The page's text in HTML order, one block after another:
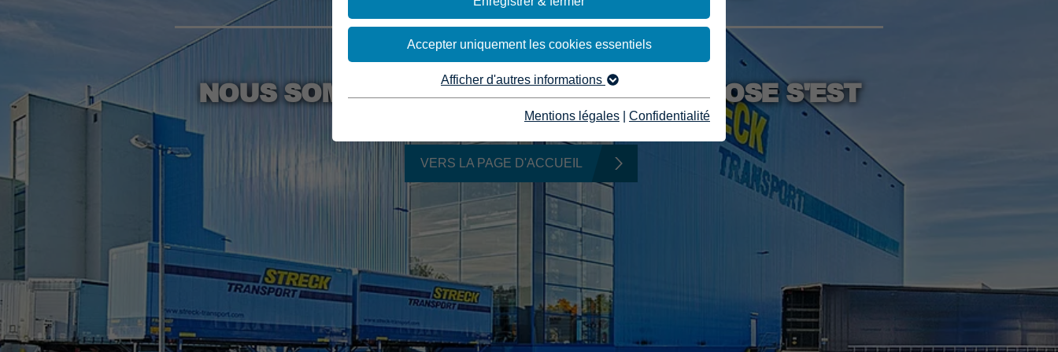
Accepter uniquement les cookies essentiels
Afficher d'autres informations
Mentions légales Confidentialité
NOUS SOMMES DÉSOLÉS, QUELQUE CHOSE S'EST
MAL PASSÉ.
VERS LA PAGE D'ACCUEIL